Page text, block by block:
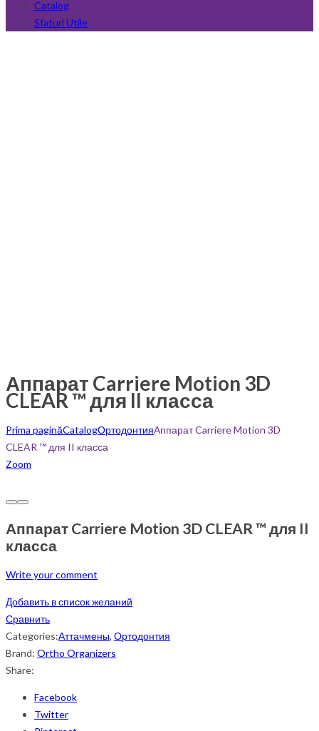
Catalog
Sfaturi Utile
Аппарат Carriere Motion 3D
CLEAR ™ для II класса
Prima paginăCatalogОртодонтияАппарат Carriere Motion 3D
CLEAR ™ для II класса
Zoom
Аппарат Carriere Motion 3D CLEAR ™ для II
класса
Write your comment
Добавить в список желаний
Сравнить
Categories:Аттачмены, Ортодонтия
Brand: Ortho Organizers
Share:
Facebook
Twitter